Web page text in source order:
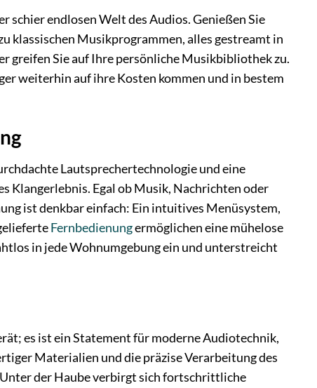
schier endlosen Welt des Audios. Genießen Sie
klassischen Musikprogrammen, alles gestreamt in
greifen Sie auf Ihre persönliche Musikbibliothek zu.
weiterhin auf ihre Kosten kommen und in bestem
Lautsprechertechnologie und eine
Klangerlebnis. Egal ob Musik, Nachrichten oder
ist denkbar einfach: Ein intuitives Menüsystem,
Fernbedienungermöglichen eine mühelose
in jede Wohnumgebung ein und unterstreicht
es ist ein Statement für moderne Audiotechnik,
Materialien und die präzise Verarbeitung des
Unter der Haube verbirgt sich fortschrittliche